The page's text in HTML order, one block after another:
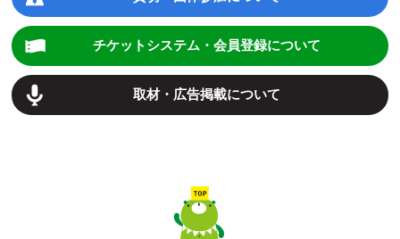
チケットシステム・会員登録について
取材・広告掲載について